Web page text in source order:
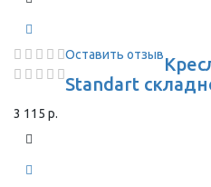
Оставить отзыв
Standart
3 115 р.